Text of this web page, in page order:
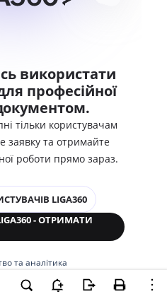
використати
професійної
тільки користувачам
заявку та отримайте
роботи прямо зараз.
LIGA360
- ОТРИМАТИ
та аналітика
та персон